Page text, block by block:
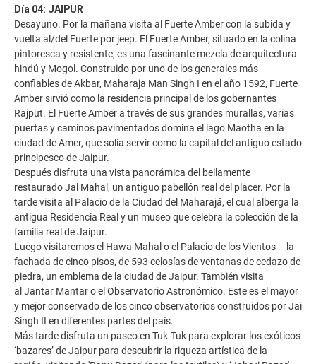
Día 04: JAIPUR
Desayuno. Por la mañana visita al Fuerte Amber con la subida y
vuelta al/del Fuerte por jeep. El Fuerte Amber, situado en la colina
pintoresca y resistente, es una fascinante mezcla de arquitectura
hindú y Mogol. Construido por uno de los generales más
confiables de Akbar, Maharaja Man Singh I en el año 1592, Fuerte
Amber sirvió como la residencia principal de los gobernantes
Rajput. El Fuerte Amber a través de sus grandes murallas, varias
puertas y caminos pavimentados domina el lago Maotha en la
ciudad de Amer, que solía servir como la capital del antiguo estado
principesco de Jaipur.
Después disfruta una vista panorámica del bellamente
restaurado Jal Mahal, un antiguo pabellón real del placer. Por la
tarde visita al Palacio de la Ciudad del Maharajá, el cual alberga la
antigua Residencia Real y un museo que celebra la colección de la
familia real de Jaipur.
Luego visitaremos el Hawa Mahal o el Palacio de los Vientos – la
fachada de cinco pisos, de 593 celosías de ventanas de cedazo de
piedra, un emblema de la ciudad de Jaipur. También visita
al Jantar Mantar o el Observatorio Astronómico. Este es el mayor
y mejor conservado de los cinco observatorios construidos por Jai
Singh II en diferentes partes del país.
Más tarde disfruta un paseo en Tuk-Tuk para explorar los exóticos
‘bazares’ de Jaipur para descubrir la riqueza artística de la